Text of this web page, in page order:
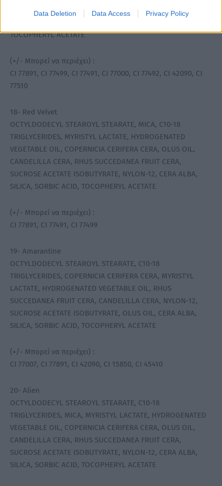
Data Deletion Data Access Privacy Policy
RHUS SUCCEDANEA FRUIT CERA, SUCROSE ACETATE
TOCOPHERYL ACETATE
(+/- Μπορεί να περιέχει) :
CI 77891, CI 77499, CI 77491, CI 77000, CI 77492, CI 42090, CI
77510
18- Red Velvet
OCTYLDODECYL STEAROYL STEARATE, MICA, C10-18
TRIGLYCERIDES, MYRISTYL LACTATE, HYDROGENATED
VEGETABLE OIL, COPERNICIA CERIFERA CERA, OLUS OIL,
CANDELILLA CERA, RHUS SUCCEDANEA FRUIT CERA,
SUCROSE ACETATE ISOBUTYRATE, NYLON-12, CERA ALBA,
SILICA, SORBIC ACID, TOCOPHERYL ACETATE
(+/- Μπορεί να περιέχει) :
CI 77891, CI 77491, CI 77499
19- Amarantine
OCTYLDODECYL STEAROYL STEARATE, C10-18
TRIGLYCERIDES, COPERNICIA CERIFERA CERA, MYRISTYL
LACTATE, HYDROGENATED VEGETABLE OIL, RHUS
SUCCEDANEA FRUIT CERA, CANDELILLA CERA, NYLON-12,
SUCROSE ACETATE ISOBUTYRATE, OLUS OIL, CERA ALBA,
SILICA, SORBIC ACID, TOCOPHERYL ACETATE
(+/- Μπορεί να περιέχει) :
CI 77007, CI 77891, CI 42090, CI 15850, CI 45410
20- Alien
OCTYLDODECYL STEAROYL STEARATE, C10-18
TRIGLYCERIDES, MICA, MYRISTYL LACTATE, HYDROGENATED
VEGETABLE OIL, COPERNICIA CERIFERA CERA, OLUS OIL,
CANDELILLA CERA, RHUS SUCCEDANEA FRUIT CERA,
SUCROSE ACETATE ISOBUTYRATE, NYLON-12, CERA ALBA,
SILICA, SORBIC ACID, TOCOPHERYL ACETATE